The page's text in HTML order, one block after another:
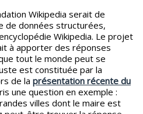
de données structurées,
Wikipedia. Le projet
à apporter des réponses
tout le monde peut se
est constituée par la
de la présentation récente du
une question en exemple :
villes dont le maire est